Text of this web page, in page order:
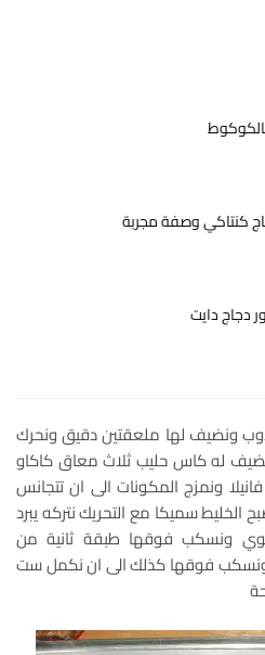
كنتاكي وصفة مجربة
دجاج دايت
ونضيف لها ملعقتين دقيق ونحرك
له كاس حليب ثلاث معاق كاكاو
ونمزج المكونات الى ان تتجانس
سميكا مع التحريك نتركه يبرد
ونسكب فوقها طبقة ثانية من
ونسكب فوقها كذلك الى ان نكمل ست